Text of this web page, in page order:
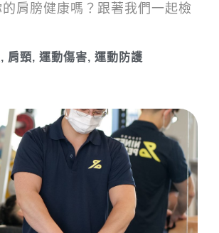
肩膀健康嗎？跟著我們一起檢
, 肩頸, 運動傷害, 運動防護